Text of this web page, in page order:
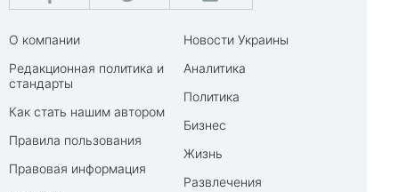
О компании
Редакционная политика и
стандарты
Как стать нашим автором
Правила пользования
Правовая информация
Новости Украины
Аналитика
Политика
Бизнес
Жизнь
Развлечения